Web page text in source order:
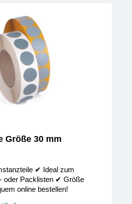
Größe 30 mm
✔︎ Ideal zum
oder Packlisten ✔︎ Größe
online bestellen!